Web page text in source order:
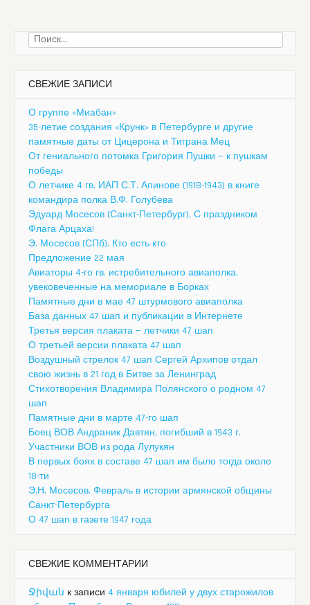
Найти:
СВЕЖИЕ ЗАПИСИ
О группе «Миабан»
35-летие создания «Крунк» в Петербурге и другие
памятные даты от Цицерона и Тиграна Мец
От гениального потомка Григория Пушки — к пушкам
победы
О летчике 4 гв. ИАП С.Т. Апинове (1918-1943) в книге
командира полка В.Ф. Голубева
Эдуард Мосесов (Санкт-Петербург). С праздником
Флага Арцаха!
Э. Мосесов (СПб). Кто есть кто
Предложение 22 мая
Авиаторы 4-го гв. истребительного авиаполка,
увековеченные на мемориале в Борках
Памятные дни в мае 47 штурмового авиаполка
База данных 47 шап и публикации в Интернете
Третья версия плаката — летчики 47 шап
О третьей версии плаката 47 шап
Воздушный стрелок 47 шап Сергей Архипов отдал
свою жизнь в 21 год в Битве за Ленинград
Стихотворения Владимира Полянского о родном 47
шап
Памятные дни в марте 47-го шап
Боец ВОВ Андраник Давтян, погибший в 1943 г.
Участники ВОВ из рода Лулукян
В первых боях в составе 47 шап им было тогда около
18-ти
Э.Н. Мосесов. Февраль в истории армянской общины
Санкт-Петербурга
О 47 шап в газете 1947 года
СВЕЖИЕ КОММЕНТАРИИ
Ջիվան к записи 4 января юбилей у двух старожилов